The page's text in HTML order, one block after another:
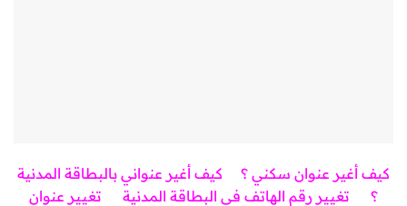
كيف أغير عنوان سكني ؟
كيف أغير عنواني بالبطاقة المدنية
؟
تغيير رقم الهاتف في البطاقة المدنية
تغيير عنوان